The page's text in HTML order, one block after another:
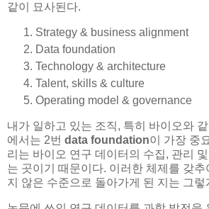
같이 묘사된다.
Strategy & business alignment
Data foundation
Technology & architecture
Talent, skills & culture
Operating model & governance
내가 일하고 있는 조직, 특히 바이오와
에서는 2번 data foundation이 가장 중
리는 바이오 연구 데이터의 수집, 관리
는 곳이기 때문이다. 이러한 체제를 갖
지 않은 수준으로 돌아가게 된 지는 그